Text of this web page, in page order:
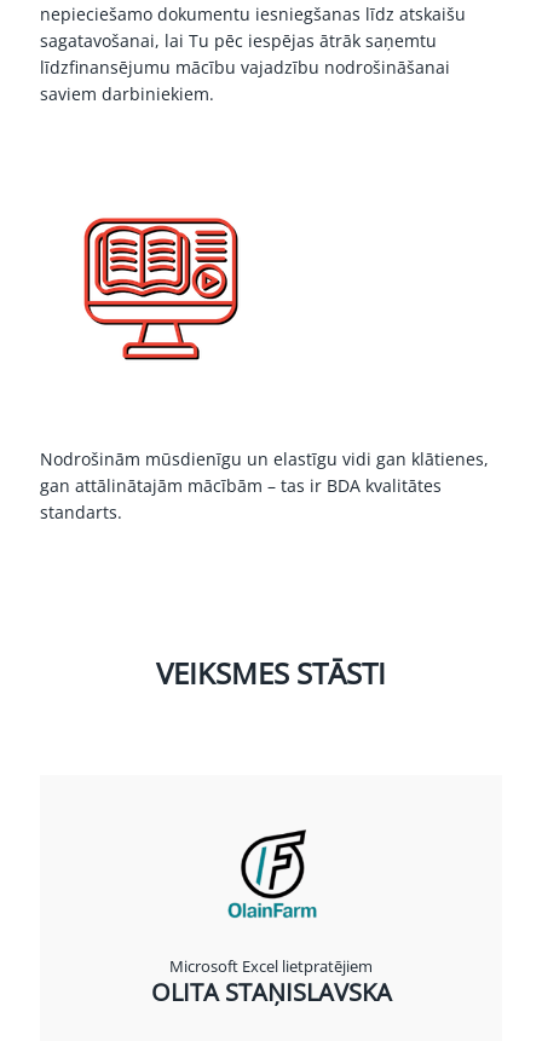
nepieciešamo dokumentu iesniegšanas līdz atskaišu
sagatavošanai, lai Tu pēc iespējas ātrāk saņemtu
līdzfinansējumu mācību vajadzību nodrošināšanai
saviem darbiniekiem.
Nodrošinām mūsdienīgu un elastīgu vidi gan klātienes,
gan attālinātajām mācībām – tas ir BDA kvalitātes
standarts.
VEIKSMES STĀSTI
Microsoft Excel lietpratējiem
OLITA STAŅISLAVSKA